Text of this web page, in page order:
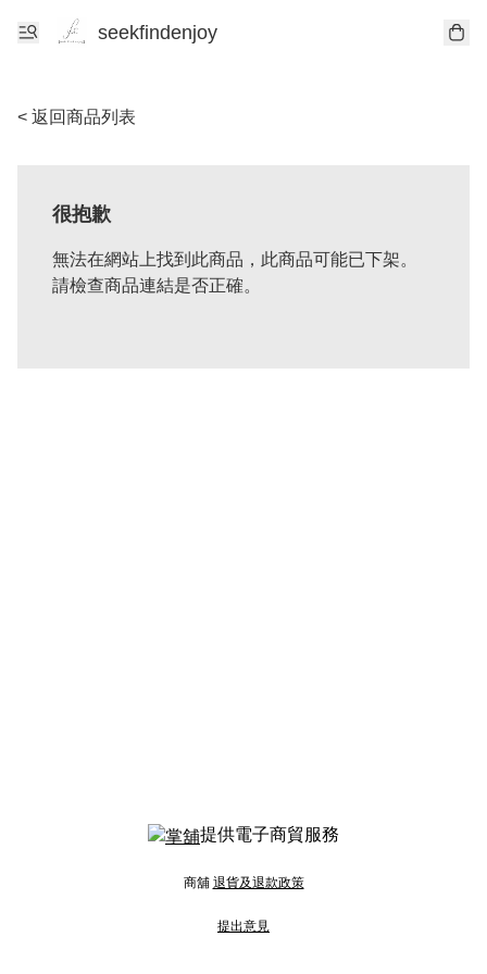
seekfindenjoy
< 返回商品列表
很抱歉
無法在網站上找到此商品，此商品可能已下架。
請檢查商品連結是否正確。
提供電子商貿服務
商舖 退貨及退款政策
提出意見